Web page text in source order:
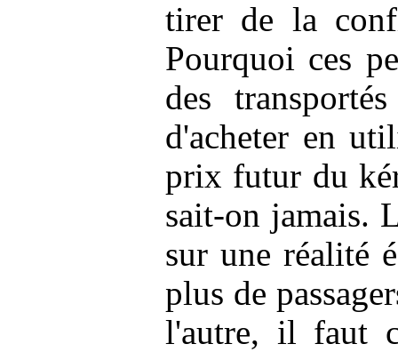
tirer de la
Pourquoi ces
des
d'acheter en
prix futur du
sait-on jamais.
sur une réalité
plus de
l'autre, il faut